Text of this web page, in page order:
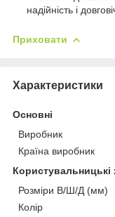
надійність і
Приховати
Характеристики
Основні
Виробник
Країна виробник
Користувальницькі
Розміри В/Ш/Д (мм)
Колір